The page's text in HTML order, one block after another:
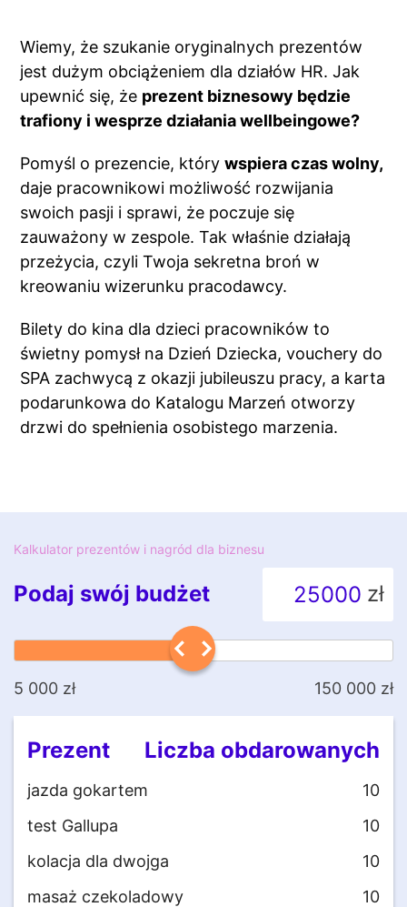
Wiemy, że szukanie oryginalnych prezentów
jest dużym obciążeniem dla działów HR. Jak
upewnić się, że prezent biznesowy będzie
trafiony i wesprze działania wellbeingowe?
Pomyśl o prezencie, którywspiera czas wolny,
daje pracownikowi możliwość rozwijania
swoich pasji i sprawi, że poczuje się
zauważony w zespole. Tak właśnie działają
przeżycia, czyli Twoja sekretna broń w
kreowaniu wizerunku pracodawcy.
Bilety do kina dla dzieci pracowników to
świetny pomysł na Dzień Dziecka, vouchery do
SPA zachwycą z okazji jubileuszu pracy, a karta
podarunkowa do Katalogu Marzeń otworzy
drzwi do spełnienia osobistego marzenia.
Kalkulator prezentów i nagród dla biznesu
Podaj swój budżet
5 000 zł 150 000 zł
Prezent Liczba obdarowanych
jazda gokartem
10
test Gallupa
10
kolacja dla dwojga
10
masaż czekoladowy
10